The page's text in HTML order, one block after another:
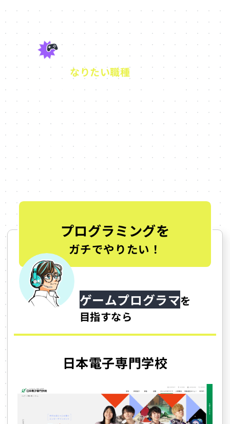
なりたい職種で選ぶ
東京都内のゲーム専門学校3
選
大好きなゲームにプロとしてどう関わっていきた
いかによって、学ぶべきことも、環境も変わりま
す。
ここでは、職種別におすすめの学校を紹介してい
プログラミングを
ガチでやりたい！
ゲームプログラマを
目指すなら
日本電子専門学校